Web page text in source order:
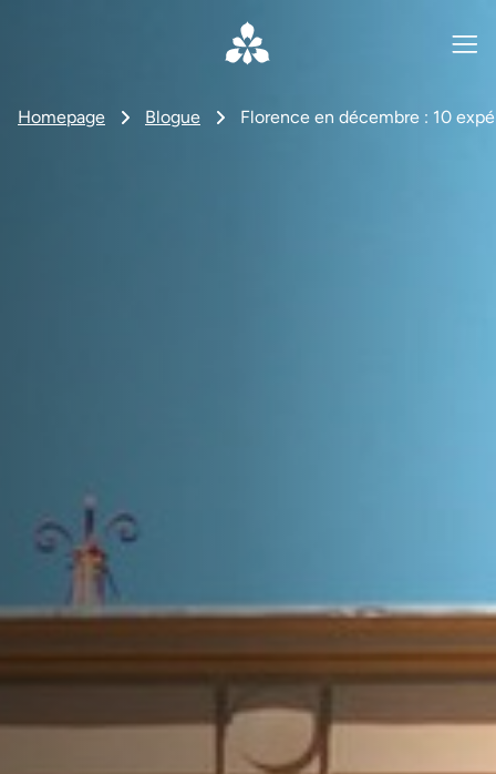
Homepage Blogue Florence en décembre : 10